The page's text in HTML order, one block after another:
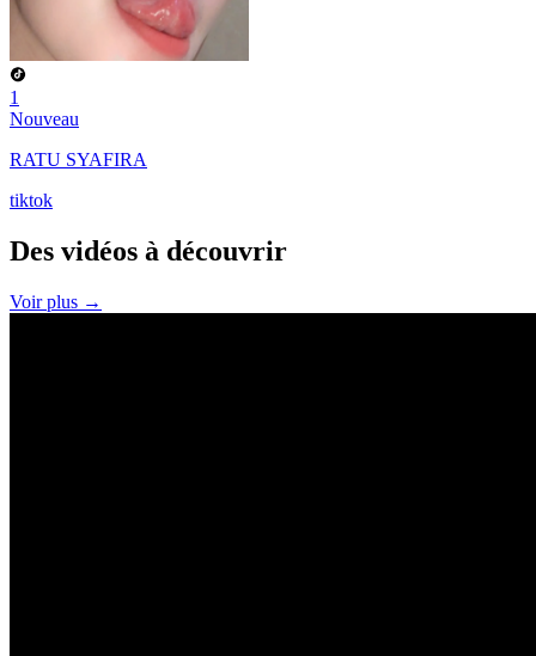
1
Nouveau
RATU SYAFIRA
tiktok
Des vidéos à découvrir
Voir plus →